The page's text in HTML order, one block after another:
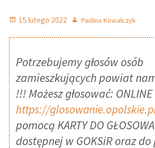
Rolnik sem. III
Rolnik sem. I – II
Publiczne Liceum Ogólnokształcące
LO sem. V A – VI A
Opublikowano
15 lutego 2022 AutorPaulina Kowalczyk
Potrzebujemy głosów osób
zamieszkujących powiat
!!! Możesz głosować: ONLINE
https://
pomocą KARTY DO
dostępnej w GOKSiR oraz